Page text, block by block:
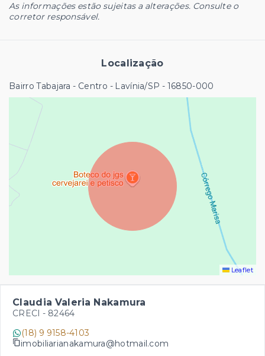
As informações estão sujeitas a alterações. Consulte o
corretor responsável.
Localização
Bairro Tabajara - Centro - Lavínia/SP - 16850-000
Leaflet
Claudia Valeria Nakamura
CRECI - 82464
(18) 9 9158-4103
imobiliarianakamura@hotmail.com